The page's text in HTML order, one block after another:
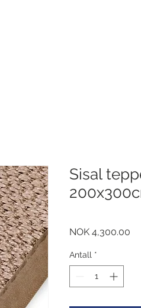
Sisal
NOK 4,300.00
Antall *